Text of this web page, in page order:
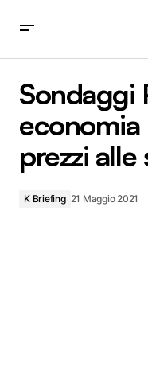
alle stelle
Sondaggi
economia
prezzi alle
K Briefing 21 Maggio 2021